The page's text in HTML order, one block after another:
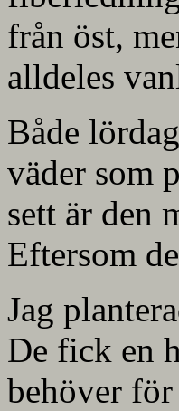
från öst,
alldeles
Både
väder som
sett är den
Eftersom
Jag
De fick en
behöver